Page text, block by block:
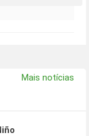
Mais notícias